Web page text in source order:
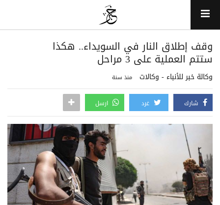
وقف إطلاق النار في السويداء.. هكذا
ستتم العملية على 3 مراحل
وكالة خبر للأنباء - وكالات منذ سنة
شارك غرد ارسل